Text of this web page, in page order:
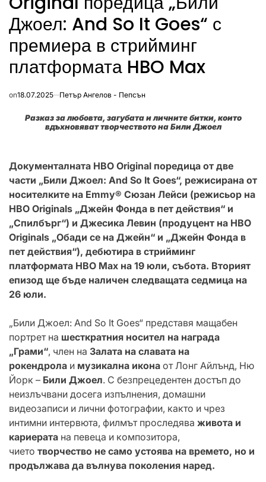
Джоел: And So It Goes“ с
премиера в стрийминг
платформата HBO Max
on18.07.2025 Петър Ангелов - Пепсън
Разказ за любовта, загубата и личните битки, които
вдъхновяват творчеството на Били Джоел
Документалната HBO Original поредица от две
части „Били Джоел: And So It Goes“, режисирана от
носителките на Emmy® Сюзан Лейси (режисьор на
HBO Originals „Джейн Фонда в пет действия“ и
„Спилбърг“) и Джесика Левин (продуцент на HBO
Originals „Обади се на Джейн“ и „Джейн Фонда в
пет действия“), дебютира в стрийминг
платформата HBO Max на 19 юли, събота. Вторият
епизод ще бъде наличен следващата седмица на
26 юли.
„Били Джоел: And So It Goes“ представя мащабен
портрет на шесткратния носител на награда
„Грами“, член на Залата на славата на
рокендрола и музикална икона от Лонг Айлънд, Ню
Йорк – Били Джоел. С безпрецедентен достъп до
неизлъчвани досега изпълнения, домашни
видеозаписи и лични фотографии, както и чрез
интимни интервюта, филмът проследява живота и
кариерата на певеца и композитора,
чието творчество не само устоява на времето, но и
продължава да вълнува поколения наред.